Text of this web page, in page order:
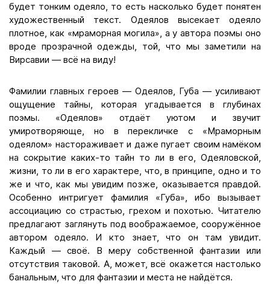
будет тонким одеяло, то есть насколько будет понятен
художественный текст. Одеялов высекает одеяло
плотное, как «мраморная могила», а у автора поэмы оно
вроде прозрачной одежды, той, что мы заметили на
Вирсавии — всё на виду!
Фамилии главных героев — Одеялов, Губа — усиливают
ощущение тайны, которая угадывается в глубинах
поэмы. «Одеялов» отдаёт уютом и звучит
умиротворяюще, но в перекличке с «Мраморным
одеялом» настораживает и даже пугает своим намёком
на сокрытие каких-то тайн то ли в его, Одеяловской,
жизни, то ли в его характере, что, в принципе, одно и то
же и что, как мы увидим позже, оказывается правдой.
Особенно интригует фамилия «Губа», ибо вызывает
ассоциацию со страстью, грехом и похотью. Читателю
предлагают заглянуть под воображаемое, сооружённое
автором одеяло. И кто знает, что он там увидит.
Каждый — своё. В меру собственной фантазии или
отсутствия таковой. А, может, всё окажется настолько
банальным, что для фантазии и места не найдётся.